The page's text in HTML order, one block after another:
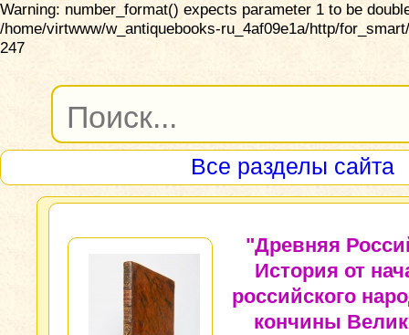
Warning: number_format() expects parameter 1 to be
/home/virtwww/w_antiquebooks-ru_4af09e1a/http/
247
Все разделы сайта
"Древняя
История от
российского
кончины